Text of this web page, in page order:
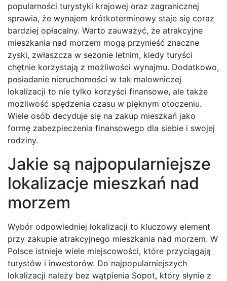
popularności turystyki krajowej oraz zagranicznej
sprawia, że wynajem krótkoterminowy staje się coraz
bardziej opłacalny. Warto zauważyć, że atrakcyjne
mieszkania nad morzem mogą przynieść znaczne
zyski, zwłaszcza w sezonie letnim, kiedy turyści
chętnie korzystają z możliwości wynajmu. Dodatkowo,
posiadanie nieruchomości w tak malowniczej
lokalizacji to nie tylko korzyści finansowe, ale także
możliwość spędzenia czasu w pięknym otoczeniu.
Wiele osób decyduje się na zakup mieszkań jako
formę zabezpieczenia finansowego dla siebie i swojej
rodziny.
Jakie są najpopularniejsze
lokalizacje mieszkań nad
morzem
Wybór odpowiedniej lokalizacji to kluczowy element
przy zakupie atrakcyjnego mieszkania nad morzem. W
Polsce istnieje wiele miejscowości, które przyciągają
turystów i inwestorów. Do najpopularniejszych
lokalizacji należy bez wątpienia Sopot, który słynie z